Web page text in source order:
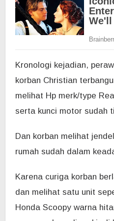
Kronologi kejadian,
korban Christian
melihat Hp merk/type
serta kunci motor sudah
Dan korban melihat
rumah sudah dalam
Karena curiga korban
dan melihat satu unit
Honda Scoopy warna